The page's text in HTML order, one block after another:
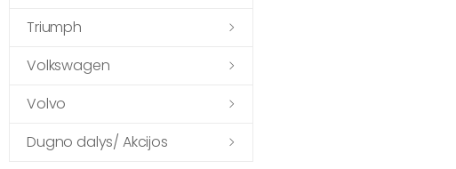
Triumph
Volkswagen
Volvo
Dugno dalys/ Akcijos